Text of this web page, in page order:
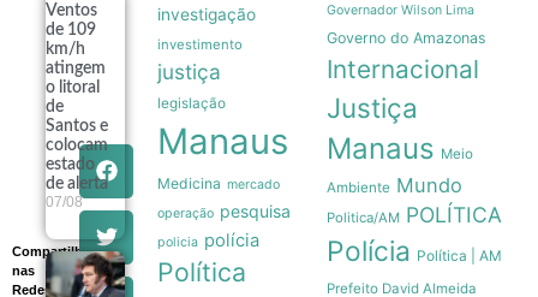
Compartilhe
nas
Redes
Ventos
de 109
km/h
atingem
o litoral
de
Santos e
colocam
estado
de alerta
07/08
Governo
investigação
investimento
justiça
legislação
Manaus
Medicina mercado
operação pesquisa
policia polícia
Política
Governador Wilson Lima
Governo do Amazonas
Internacional
Justiça
Manaus Meio
Ambiente Mundo
Politica/AM POLÍTICA
Polícia Política | AM
Prefeito David Almeida